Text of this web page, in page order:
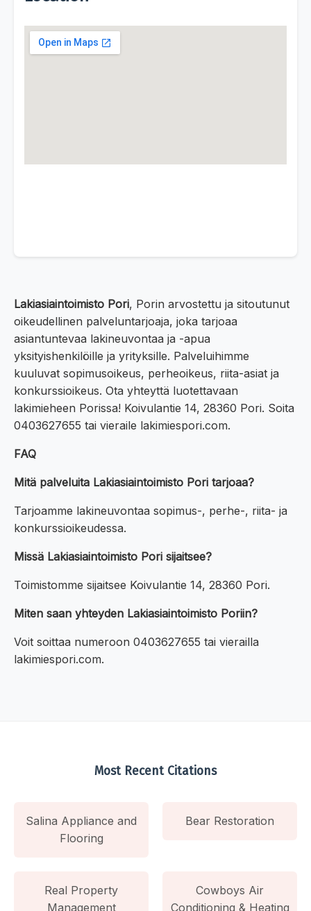
Lakiasiaintoimisto Pori, Porin arvostettu ja sitoutunut
oikeudellinen palveluntarjoaja, joka tarjoaa
asiantuntevaa lakineuvontaa ja -apua
yksityishenkilöille ja yrityksille. Palveluihimme
kuuluvat sopimusoikeus, perheoikeus, riita-asiat ja
konkurssioikeus. Ota yhteyttä luotettavaan
lakimieheen Porissa! Koivulantie 14, 28360 Pori. Soita
0403627655 tai vieraile lakimiespori.com.
FAQ
Mitä palveluita Lakiasiaintoimisto Pori tarjoaa?
Tarjoamme lakineuvontaa sopimus-, perhe-, riita- ja
konkurssioikeudessa.
Missä Lakiasiaintoimisto Pori sijaitsee?
Toimistomme sijaitsee Koivulantie 14, 28360 Pori.
Miten saan yhteyden Lakiasiaintoimisto Poriin?
Voit soittaa numeroon 0403627655 tai vierailla
lakimiespori.com.
Most Recent Citations
Salina Appliance and
Flooring
Bear Restoration
Real Property
Management
Cowboys Air
Conditioning & Heating